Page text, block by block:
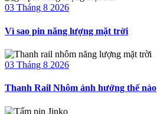
03 Tháng 8 2026
Vì sao pin năng lượng mặt trời
03 Tháng 8 2026
Thanh Rail Nhôm ảnh hưởng thế nào